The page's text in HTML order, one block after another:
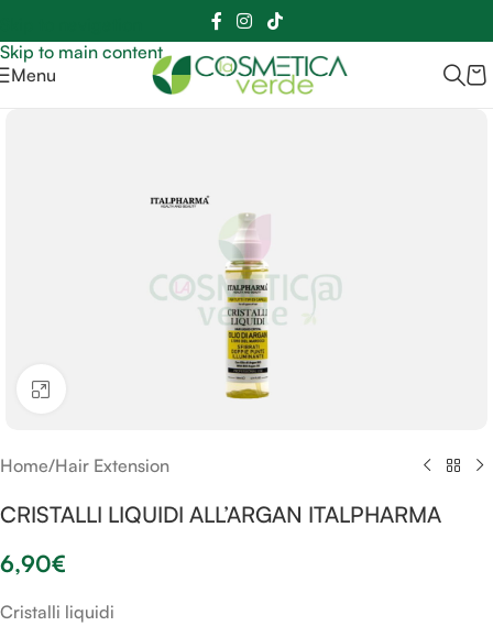
Skip to main content
Sei hai domande contattaci 📲3341056025 - 3886572748
Menu
Home/Hair Extension
CRISTALLI LIQUIDI ALL’ARGAN ITALPHARMA
6,90€
Cristalli liquidi